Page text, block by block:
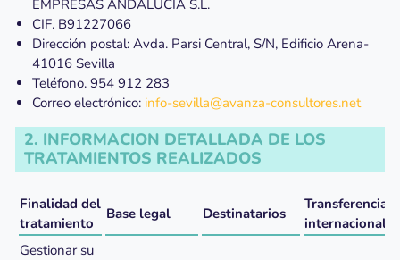
EMPRESAS ANDALUCÍA S.L.
CIF. B91227066
Dirección postal: Avda. Parsi Central, S/N, Edificio Arena-
41016 Sevilla
Teléfono. 954 912 283
Correo electrónico: info-sevilla@avanza-consultores.net
2. INFORMACION DETALLADA DE LOS
TRATAMIENTOS REALIZADOS
Finalidad del
tratamiento
Base legal Destinatarios
Transferencias
internacionales
Gestionar su